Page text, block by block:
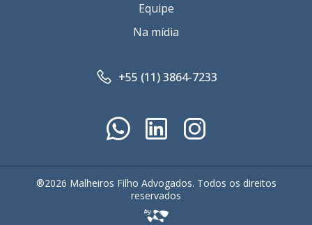
Equipe
Na mídia
+55 (11) 3864-7233
®2026 Malheiros Filho Advogados. Todos os direitos
reservados